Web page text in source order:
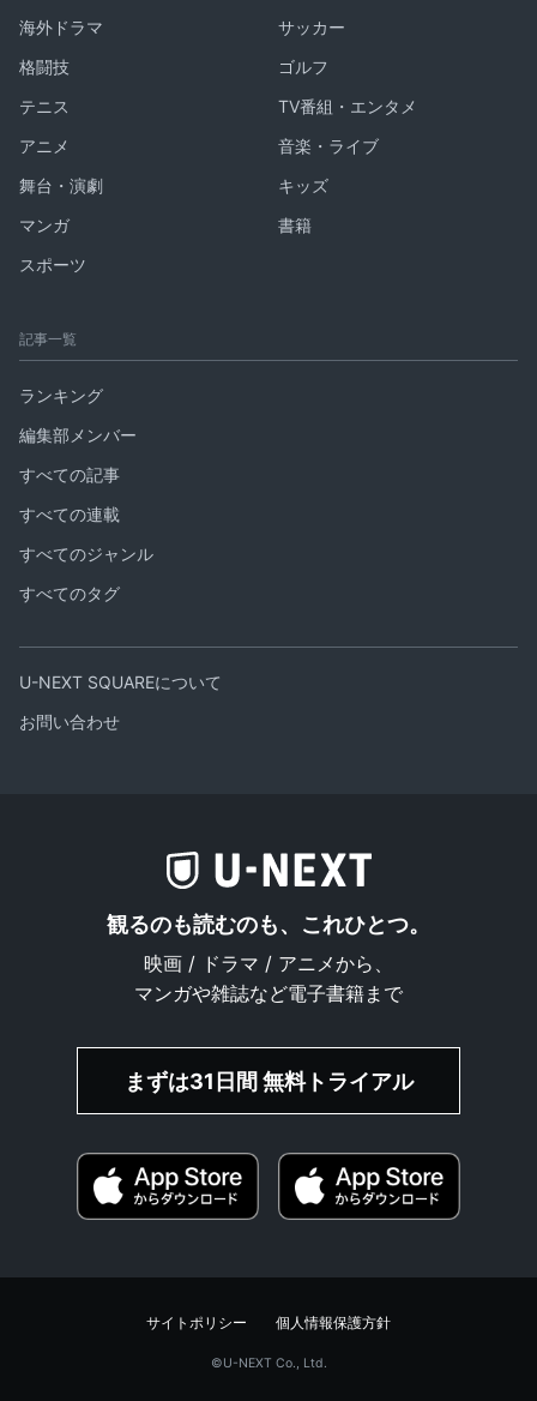
海外ドラマ
サッカー
格闘技
ゴルフ
テニス
TV番組・エンタメ
アニメ
音楽・ライブ
舞台・演劇
キッズ
マンガ
書籍
スポーツ
記事一覧
ランキング
編集部メンバー
すべての記事
すべての連載
すべてのジャンル
すべてのタグ
U-NEXT SQUAREについて
お問い合わせ
観るのも読むのも、これひとつ。
映画 / ドラマ / アニメから、
マンガや雑誌など電子書籍まで
まずは31日間 無料トライアル
サイトポリシー 個人情報保護方針
©︎U-NEXT Co., Ltd.